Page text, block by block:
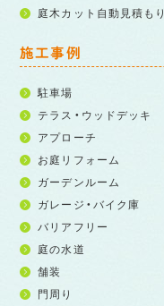
庭木カット自動見積もり
施工事例
駐車場
テラス・ウッドデッキ
アプローチ
お庭リフォーム
ガーデンルーム
ガレージ・バイク庫
バリアフリー
庭の水道
舗装
門周り